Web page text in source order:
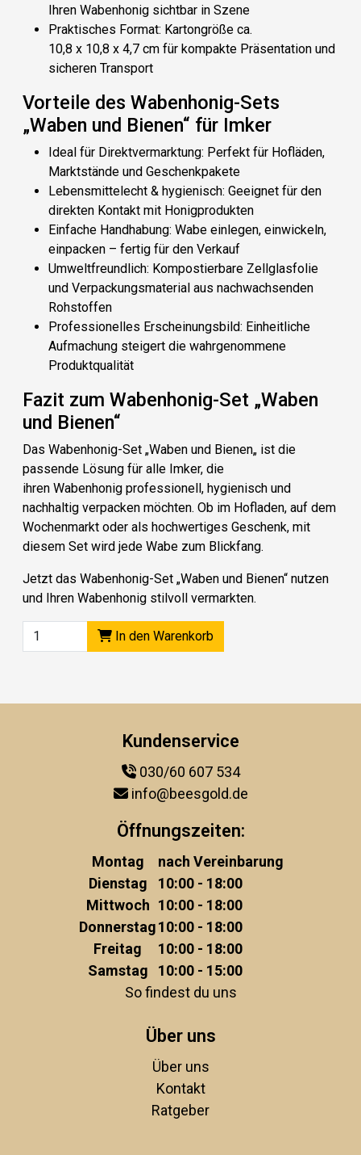
Ihren Wabenhonig sichtbar in Szene
Praktisches Format: Kartongröße ca.
10,8 x 10,8 x 4,7 cm für kompakte Präsentation und
sicheren Transport
Vorteile des Wabenhonig-Sets
„Waben und Bienen“ für Imker
Ideal für Direktvermarktung: Perfekt für Hofläden,
Marktstände und Geschenkpakete
Lebensmittelecht & hygienisch: Geeignet für den
direkten Kontakt mit Honigprodukten
Einfache Handhabung: Wabe einlegen, einwickeln,
einpacken – fertig für den Verkauf
Umweltfreundlich: Kompostierbare Zellglasfolie
und Verpackungsmaterial aus nachwachsenden
Rohstoffen
Professionelles Erscheinungsbild: Einheitliche
Aufmachung steigert die wahrgenommene
Produktqualität
Fazit zum Wabenhonig-Set „Waben
und Bienen“
Das Wabenhonig-Set „Waben und Bienen„ ist die
passende Lösung für alle Imker, die
ihren Wabenhonig professionell, hygienisch und
nachhaltig verpacken möchten. Ob im Hofladen, auf dem
Wochenmarkt oder als hochwertiges Geschenk, mit
diesem Set wird jede Wabe zum Blickfang.
Jetzt das Wabenhonig-Set „Waben und Bienen“ nutzen
und Ihren Wabenhonig stilvoll vermarkten.
In den Warenkorb
Kundenservice
030/60 607 534
info@beesgold.de
Öffnungszeiten:
Montag
nach Vereinbarung
Dienstag
10:00 - 18:00
Mittwoch 10:00 - 18:00
Donnerstag10:00 - 18:00
Freitag
10:00 - 18:00
Samstag
10:00 - 15:00
So findest du uns
Über uns
Über uns
Kontakt
Ratgeber